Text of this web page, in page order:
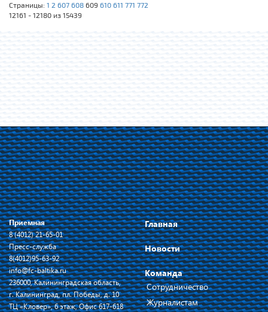
Страницы: 1 2 607 608 609 610 611 771 772
12161 - 12180 из 15439
Приемная
8 (4012) 21-65-01
Пресс-служба
8(4012)95-63-92
info@fc-baltika.ru
236000, Калининградская область,
г. Калининград, пл. Победы, д. 10
ТЦ «Кловер», 6 этаж, Офис 617-618
Главная
Новости
Команда
Сотрудничество
Журналистам